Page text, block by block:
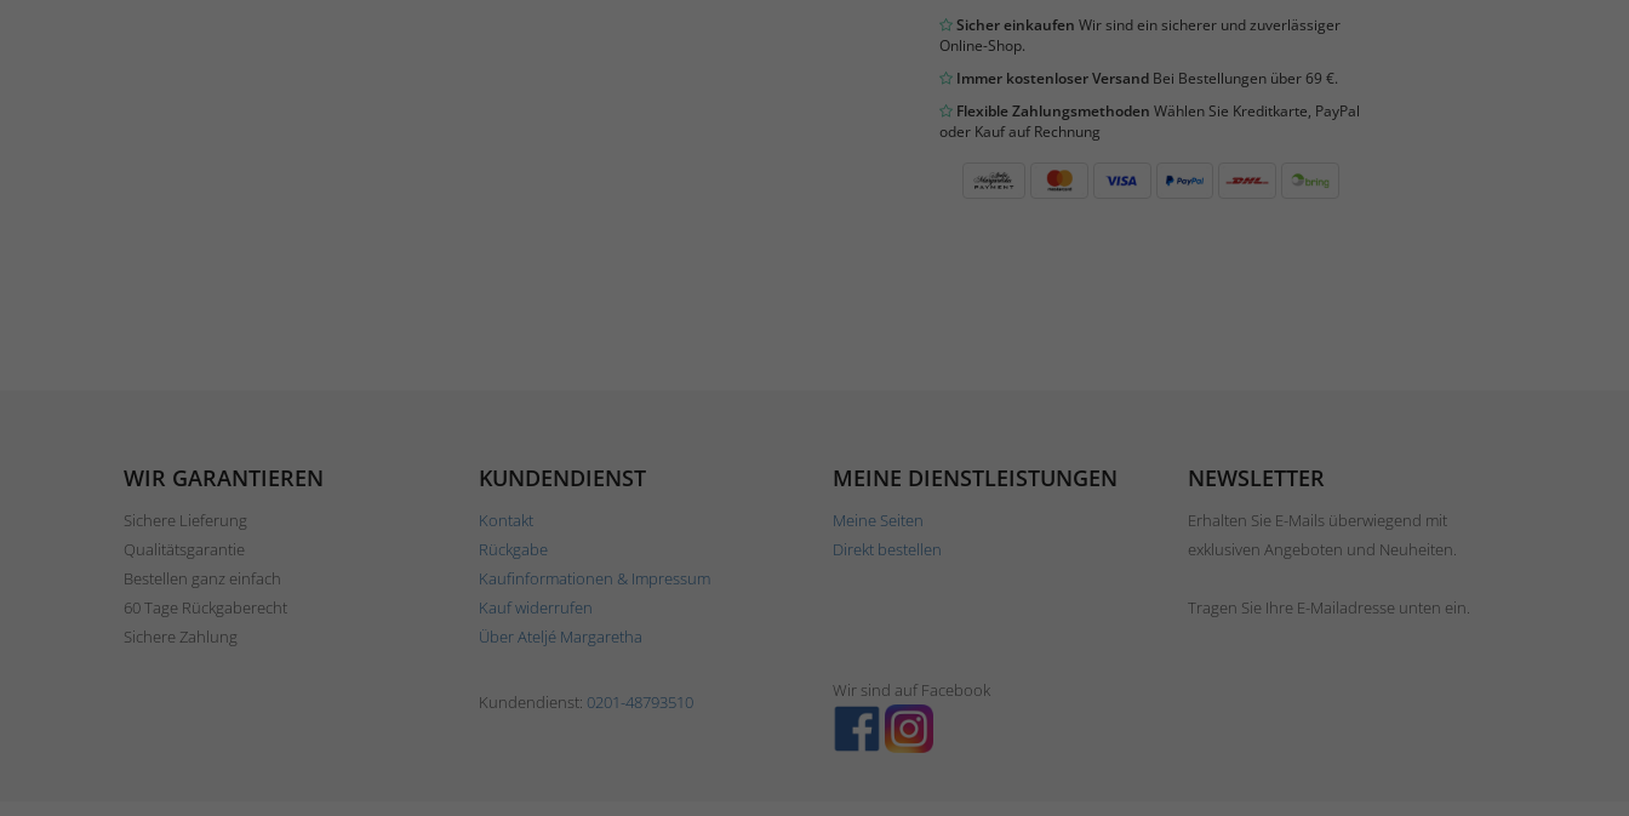
Sicher einkaufen Wir sind ein sicherer und zuverlässiger
Online-Shop.
Immer kostenloser VersandBei Bestellungen über 69 €.
Flexible Zahlungsmethoden Wählen Sie Kreditkarte, PayPal
oder Kauf auf Rechnung
WIR GARANTIEREN
Sichere Lieferung
Qualitätsgarantie
Bestellen ganz einfach
60 Tage Rückgaberecht
Sichere Zahlung
KUNDENDIENST
Kontakt
Rückgabe
Kaufinformationen & Impressum
Kauf widerrufen
Über Ateljé Margaretha
MEINE DIENSTLEISTUNGEN
Meine Seiten
Direkt bestellen
NEWSLETTER
Erhalten Sie E-Mails überwiegend mit
exklusiven Angeboten und Neuheiten.
Tragen Sie Ihre E-Mailadresse unten ein.
Kundendienst: 0201-48793510
Wir sind auf Facebook